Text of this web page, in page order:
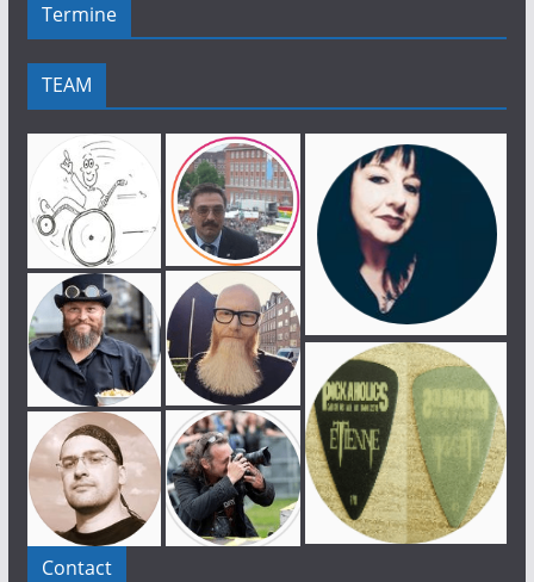
Termine
TEAM
Contact